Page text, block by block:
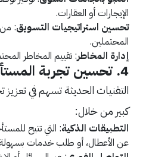
الإيجارات أو العقارات.
تحسين استراتيجيات التسويق: من
المحتملين.
إدارة المخاطر: تقييم المخاطر
4. تحسين تجربة المستأجرين
التقنيات الحديثة تسهم في
كبير من خلال:
التطبيقات الذكية: التي تتيح
عن الأعطال، أو طلب خدمات